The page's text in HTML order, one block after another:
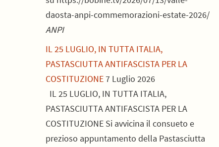
daosta-anpi-commemorazioni-estate-2026/
ANPI
IL 25 LUGLIO, IN TUTTA ITALIA,
PASTASCIUTTA ANTIFASCISTA PER LA
COSTITUZIONE7 Luglio 2026
IL 25 LUGLIO, IN TUTTA ITALIA,
PASTASCIUTTA ANTIFASCISTA PER LA
COSTITUZIONE Si avvicina il consueto e
prezioso appuntamento della Pastasciutta